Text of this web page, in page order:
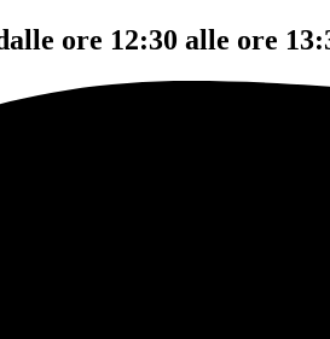
ore 12:30 alle ore